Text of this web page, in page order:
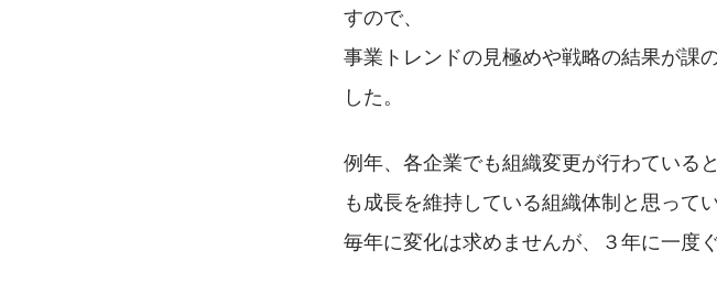
すので、
事業トレンドの見極めや戦略の結果が課
した。
例年、各企業でも組織変更が行わている
も成長を維持している組織体制と思ってい
毎年に変化は求めませんが、３年に一度